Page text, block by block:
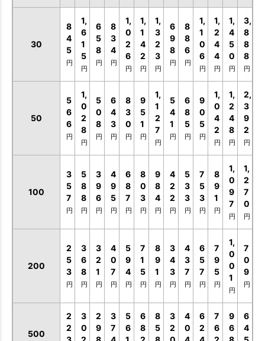
30
8
4
5
円
1,
6
1
5
円
6
5
8
円
8
3
4
円
1,
0
2
6
円
1,
1
4
2
円
1,
3
2
3
円
6
9
8
円
8
8
6
円
1,
1
0
6
円
1,
2
4
4
円
1,
4
5
0
円
3,
8
8
8
円
50
5
6
6
円
1,
0
2
8
円
5
0
8
円
6
4
3
円
8
3
0
円
9
5
1
円
1,
1
2
7
円
5
4
1
円
6
8
5
円
9
0
5
円
1,
0
4
2
円
1,
2
4
8
円
2,
3
9
2
円
100
3
5
7
円
5
8
8
円
3
9
6
円
4
9
5
円
6
8
7
円
8
0
3
円
9
8
4
円
4
2
2
円
5
3
3
円
7
5
3
円
8
9
1
円
1,
0
9
7
円
1,
2
7
0
円
200
2
5
3
円
3
6
8
円
3
2
1
円
4
0
7
円
5
9
4
円
7
1
5
円
8
9
1
円
3
4
3
円
4
3
7
円
6
5
7
円
7
9
5
円
1,
0
0
1
円
7
0
9
円
500
2
2
3
0
2
9
3
7
5
6
6
8
8
5
3
2
4
0
6
2
7
6
9
6
6
4